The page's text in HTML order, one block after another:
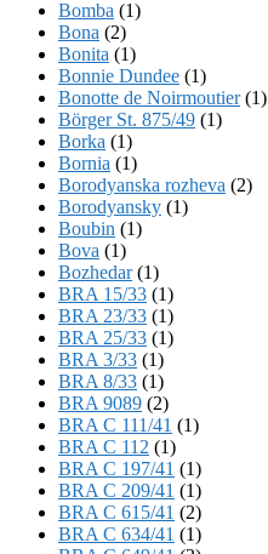
Bomba (1)
Bona (2)
Bonita (1)
Bonnie Dundee (1)
Bonotte de Noirmoutier(1)
Börger St. 875/49 (1)
Borka (1)
Bornia (1)
Borodyanska rozheva (2)
Borodyansky (1)
Boubin (1)
Bova (1)
Bozhedar(1)
BRA 15/33 (1)
BRA 23/33 (1)
BRA 25/33 (1)
BRA 3/33 (1)
BRA 8/33 (1)
BRA 9089 (2)
BRA C 111/41 (1)
BRA C 112 (1)
BRA C 197/41 (1)
BRA C 209/41 (1)
BRA C 615/41 (2)
BRA C 634/41 (1)